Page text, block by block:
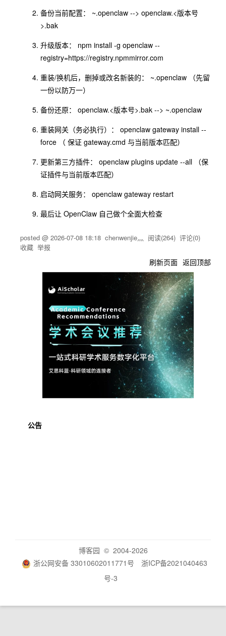
备份当前配置： ~.openclaw --> openclaw.<版本号
>.bak
升级版本： npm install -g openclaw --
registry=https://registry.npmmirror.com
重装/换机后，删掉或改名新装的： ~.openclaw （先留
⼀份以防万⼀）
备份还原： openclaw.<版本号>.bak --> ~.openclaw
重装⽹关（务必执⾏）： openclaw gateway install --
force （ 保证 gateway.cmd 与当前版本匹配）
更新第三⽅插件： openclaw plugins update --all （保
证插件与当前版本匹配）
启动⽹关服务： openclaw gateway restart
最后让 OpenClaw ⾃⼰做个全⾯⼤检查
posted @ 2026-07-08 18:18 chenwenjie灬 阅读(264) 评论(0)
收藏 举报
刷新页面 返回顶部
公告
博客园 © 2004-2026
浙公网安备 33010602011771号
浙ICP备2021040463
号-3